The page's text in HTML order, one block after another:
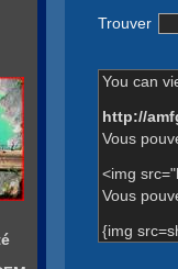
Trouver
You can
http://
Vous
<img
Vous
{img